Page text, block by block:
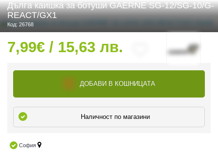
Дълга каишка за ботуши GAERNE SG-12/SG-10/G-
REACT/GX1
Код: 26768
7,99€ / 15,63 лв.
ДОБАВИ В КОШНИЦАТА
Наличност по магазини
София